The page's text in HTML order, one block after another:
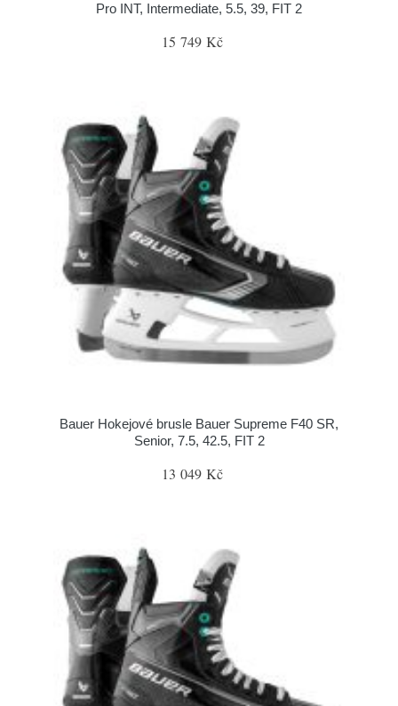
Pro INT, Intermediate, 5.5, 39, FIT 2
15 749 Kč
Bauer Hokejové brusle Bauer Supreme F40 SR,
Senior, 7.5, 42.5, FIT 2
13 049 Kč